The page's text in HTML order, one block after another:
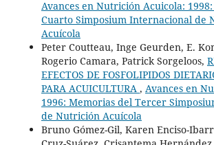
Avances en Nutrición Acuicola:
Cuarto Simposium Internacional de
Acuícola
Peter Coutteau, Inge Geurden, E.
Rogerio Camara, Patrick Sorgeloos,
EFECTOS DE FOSFOLIPIDOS
PARA ACUICULTURA , Avances en
1996: Memorias del Tercer
de Nutrición Acuícola
Bruno Gómez-Gil, Karen Enciso-